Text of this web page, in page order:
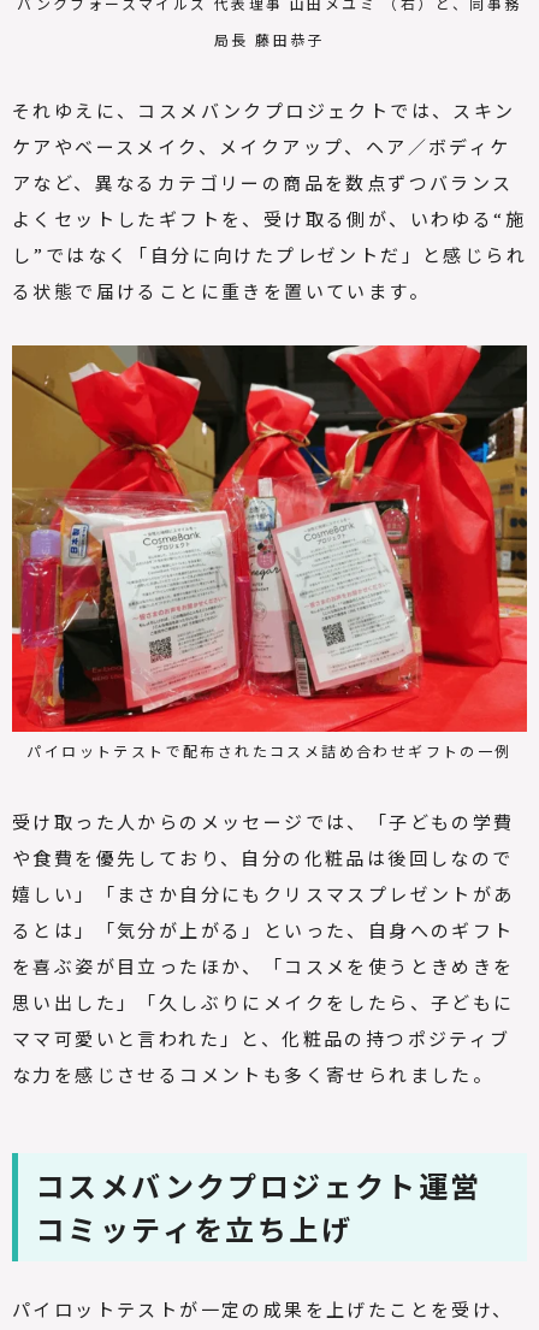
局長 藤田恭子
それゆえに、コスメバンクプロジェクトでは、スキン
ケアやベースメイク、メイクアップ、ヘア／ボディケ
アなど、異なるカテゴリーの商品を数点ずつバランス
よくセットしたギフトを、受け取る側が、いわゆる“施
し” ではなく「自分に向けたプレゼントだ」と感じられ
る状態で届けることに重きを置いています。
パイロットテストで配布されたコスメ詰め合わせギフトの一例
受け取った人からのメッセージでは、「子どもの学費
や食費を優先しており、自分の化粧品は後回しなので
嬉しい」「まさか自分にもクリスマスプレゼントがあ
るとは」「気分が上がる」といった、自身へのギフト
を喜ぶ姿が目立ったほか、「コスメを使うときめきを
思い出した」「久しぶりにメイクをしたら、子どもに
ママ可愛いと言われた」と、化粧品の持つポジティブ
な力を感じさせるコメントも多く寄せられました。
コスメバンクプロジェクト運営
コミッティを立ち上げ
パイロットテストが一定の成果を上げたことを受け、